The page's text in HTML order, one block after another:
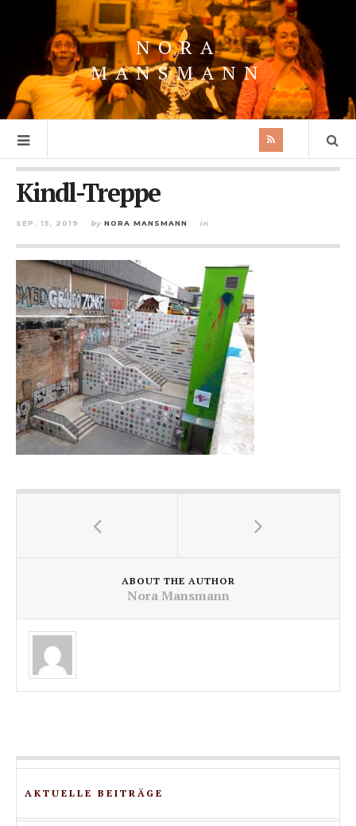
NORA
MANSMANN
Kindl-Treppe
SEP. 15, 2019 by NORA MANSMANN in
ABOUT THE AUTHOR
Nora Mansmann
AKTUELLE BEITRÄGE